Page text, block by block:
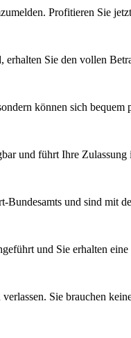
Profitieren Sie
Sie den vollen
können sich bequem
und führt Ihre
und sind mit
und Sie erhalten eine
Sie brauchen